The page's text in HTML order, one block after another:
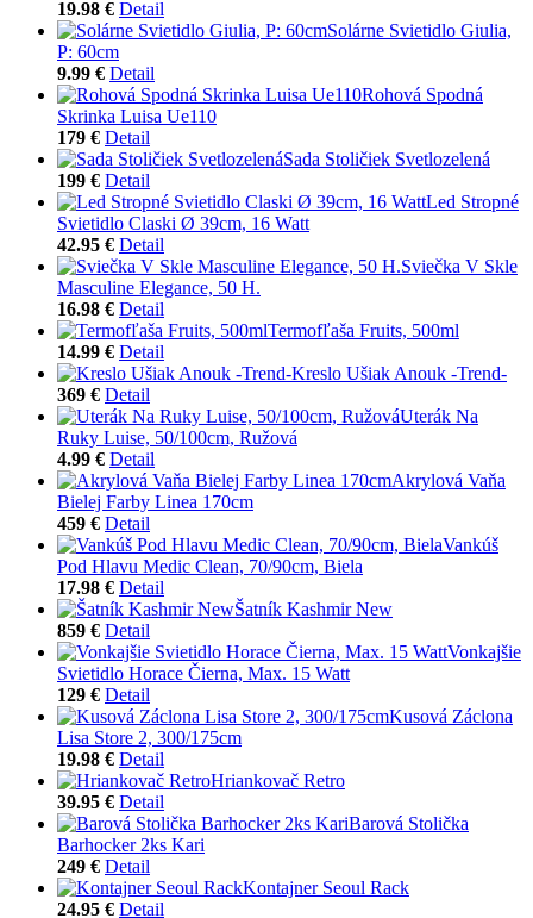
19.98 € Detail
Solárne Svietidlo Giulia,
P: 60cm
9.99 € Detail
Rohová Spodná
Skrinka Luisa Ue110
179 € Detail
Sada Stoličiek Svetlozelená
199 € Detail
Led Stropné
Svietidlo Claski Ø 39cm, 16 Watt
42.95 € Detail
Sviečka V Skle
Masculine Elegance, 50 H.
16.98 € Detail
Termofľaša Fruits, 500ml
14.99 € Detail
Kreslo Ušiak Anouk -Trend-
369 € Detail
Uterák Na
Ruky Luise, 50/100cm, Ružová
4.99 € Detail
Akrylová Vaňa
Bielej Farby Linea 170cm
459 € Detail
Vankúš
Pod Hlavu Medic Clean, 70/90cm, Biela
17.98 € Detail
Šatník Kashmir New
859 € Detail
Vonkajšie
Svietidlo Horace Čierna, Max. 15 Watt
129 € Detail
Kusová Záclona
Lisa Store 2, 300/175cm
19.98 € Detail
Hriankovač Retro
39.95 € Detail
Barová Stolička
Barhocker 2ks Kari
249 € Detail
Kontajner Seoul Rack
24.95 € Detail